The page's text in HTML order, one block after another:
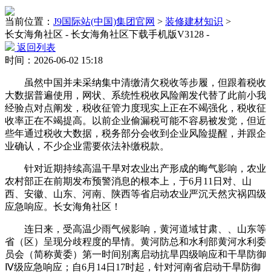
当前位置： J9国际站(中国)集团官网 > 装修建材知识 >
长女海角社区 - 长女海角社区下载手机版V3128 -
返回列表
时间：2026-06-02 15:18
虽然中国并未采纳集中清缴清欠税收等步履，但跟着税收
大数据普遍使用，网状、系统性税收风险阐发代替了此前小我
经验点对点阐发，税收征管力度现实上正在不竭强化，税收征
收率正在不竭提高。以前企业偷漏税可能不容易被发觉，但近
些年通过税收大数据，税务部分会收到企业风险提醒，并跟企
业确认，不少企业需要依法补缴税款。
针对近期持续高温干旱对农业出产形成的晦气影响，农业
农村部正在前期发布预警消息的根本上，于6月11日对、山
西、安徽、山东、河南、陕西等省启动农业严沉天然灾祸四级
应急响应。长女海角社区！
连日来，受高温少雨气候影响，黄河道域甘肃、、山东等
省（区）呈现分歧程度的旱情。黄河防总和水利部黄河水利委
员会（简称黄委）第一时间别离启动抗旱四级响应和干旱防御
Ⅳ级应急响应；自6月14日17时起，针对河南省启动干旱防御